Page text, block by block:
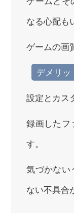
なる心配も
ゲームの画
デメリッ
設定とカス
録画したフ
す。
気づかない
ない不具合